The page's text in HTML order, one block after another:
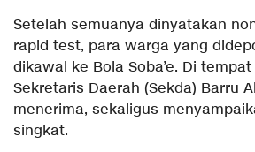
Setelah semuanya dinyatakan
rapid test, para warga yang
dikawal ke Bola Soba’e. Di
Sekretaris Daerah (Sekda) Barru
menerima, sekaligus
singkat.